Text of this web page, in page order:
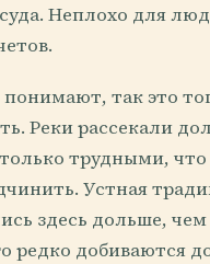
Неплохо для
так это
Реки рассекали
трудными,
Устная
здесь дольше,
редко добиваются